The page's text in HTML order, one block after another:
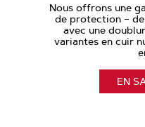
Nous offrons une
de protection –
avec une
variantes en cuir
EN